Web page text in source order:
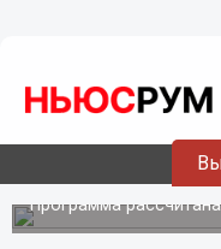
Стартовал
Программа